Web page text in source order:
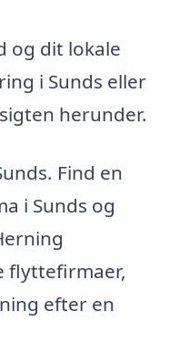
og dit lokale
i Sunds eller
herunder.
Find en
i Sunds og
flyttefirmaer,
efter en